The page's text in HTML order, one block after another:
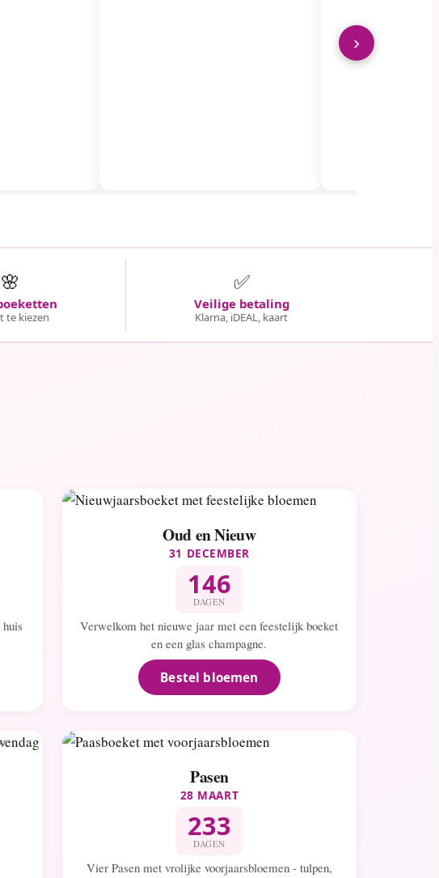
›
🌸
te kiezen
✅
Veilige betaling
Klarna, iDEAL, kaart
Oud en Nieuw
31 DECEMBER
146
DAGEN
Verwelkom het nieuwe jaar met een feestelijk boeket
en een glas champagne.
Bestel bloemen
Pasen
28 MAART
233
DAGEN
Vier Pasen met vrolijke voorjaarsbloemen - tulpen,